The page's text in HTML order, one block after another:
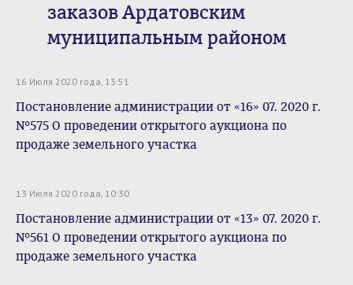
заказов Ардатовским
муниципальным районом
16 Июля 2020 года, 13:51
Постановление администрации от «16» 07. 2020 г.
№575 О проведении открытого аукциона по
продаже земельного участка
13 Июля 2020 года, 10:30
Постановление администрации от «13» 07. 2020 г.
№561 О проведении открытого аукциона по
продаже земельного участка